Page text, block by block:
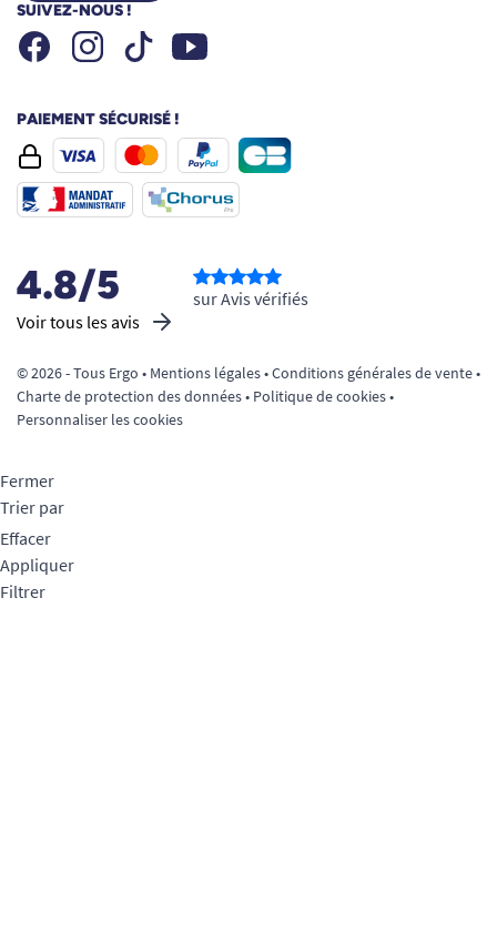
SUIVEZ-NOUS !
FacebookInstagramTiktok Youtube
PAIEMENT SÉCURISÉ !
4.8/5
Voir tous les avis
sur Avis vérifiés
© 2026 - Tous Ergo • Mentions légales•Conditions générales de vente•
Charte de protection des données• Politique de cookies•
Personnaliser les cookies
Fermer
Trier par
Effacer
Appliquer
Filtrer